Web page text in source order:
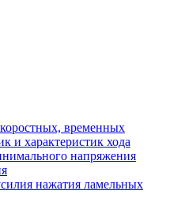
временных
и характеристик хода
напряжения
нажатия ламельных